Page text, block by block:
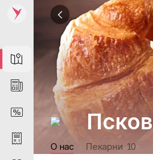
Map
News
DiscountCard
Purchases
О нас Пекарни 10